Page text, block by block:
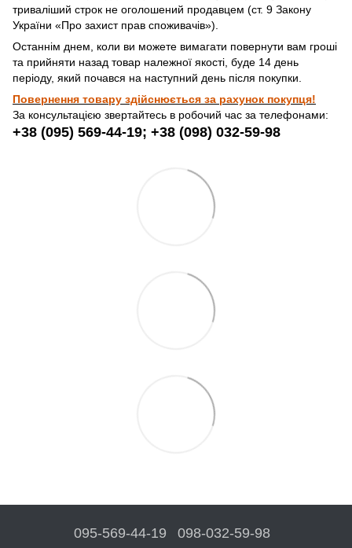
триваліший строк не оголошений продавцем (ст. 9 Закону
України «Про захист прав споживачів»).
Останнім днем, коли ви можете вимагати повернути вам гроші
та прийняти назад товар належної якості, буде 14 день
періоду, який почався на наступний день після покупки.
Повернення товару здійснюється за рахунок покупця!
За консультацією звертайтесь в робочий час за телефонами:
+38 (095) 569-44-19; +38 (098) 032-59-98
095-569-44-19 098-032-59-98